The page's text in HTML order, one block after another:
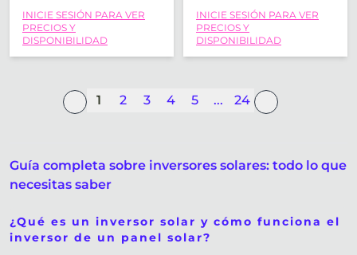
WIFI Y CT
INICIE SESIÓN PARA VER
PRECIOS Y
DISPONIBILIDAD
INICIE SESIÓN PARA VER
PRECIOS Y
DISPONIBILIDAD
1 2 3 4 5 ... 24
Guía completa sobre inversores solares: todo lo que
necesitas saber
¿Qué es un inversor solar y cómo funciona el
inversor de un panel solar?